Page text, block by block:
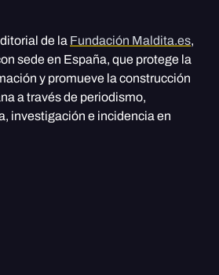
de la Fundación Maldita.es,
sede en España, que protege la
y promueve la construcción
a través de periodismo,
investigación e incidencia en